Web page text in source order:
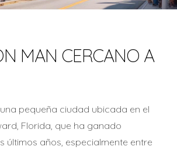
MAN CERCANO A
pequeña ciudad ubicada en el
Florida, que ha ganado
últimos años, especialmente entre